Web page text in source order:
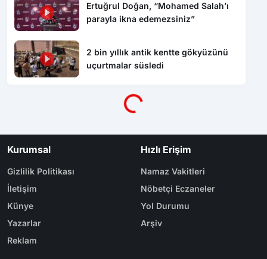
Ertuğrul Doğan, “Mohamed Salah’ı
parayla ikna edemezsiniz”
2 bin yıllık antik kentte gökyüzünü
uçurtmalar süsledi
Yükleniyor...
Kurumsal
Gizlilik Politikası
İletişim
Künye
Yazarlar
Reklam
Hızlı Erişim
Namaz Vakitleri
Nöbetçi Eczaneler
Yol Durumu
Arşiv